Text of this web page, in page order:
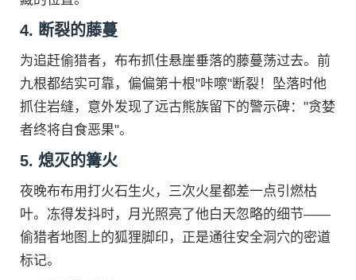
4. 断裂的藤蔓
为追赶偷猎者，布布抓住悬崖垂落的藤蔓荡过去。前
九根都结实可靠，偏偏第十根"咔嚓"断裂！坠落时他
抓住岩缝，意外发现了远古熊族留下的警示碑："贪婪
者终将自食恶果"。
5. 熄灭的篝火
夜晚布布用打火石生火，三次火星都差一点引燃枯
叶。冻得发抖时，月光照亮了他白天忽略的细节——
偷猎者地图上的狐狸脚印，正是通往安全洞穴的密道
标记。